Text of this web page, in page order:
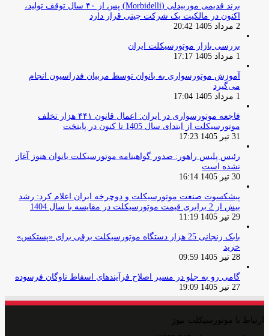
برند قدیمی موربیدلی (Morbidelli) پس از ۴۰ سال توقف تولید،
اکنون در مالکیت یک شرکت چینی قرار دارد
2 مرداد 1405 20:42
بررسی بازار موتورسیکلت ایران
1 مرداد 1405 17:17
آموزش موتورسواری به بانوان توسط مربیان فدراسیون انجام
می‌گیرد
1 مرداد 1405 17:04
فاجعه موتورسواری در ایران: اعمال قانون ۴۴۱ هزار تخلف
موتورسیکلت از ابتدای سال 1405 تا کنون در پایتخت
31 تیر 1405 17:23
رئیس پلیس راهور: صدور گواهینامه موتورسیکلت بانوان هنوز آغاز
نشده است
30 تیر 1405 16:14
پیشکسوت صنعت موتورسیکلت و دوچرخه ایران اعلام کرد: رشد
بیش از 2 برابری قیمت موتورسیکلت در مقایسه با سال 1404
29 تیر 1405 11:19
بابک زنجانی 25 هزار دستگاه موتورسیکلت برقی برای «پستکس»
خرید
28 تیر 1405 09:59
گامی رو به جلو در مسیر اصلاح فرآیندهای اسقاط ناوگان فرسوده
27 تیر 1405 19:09
ارتباط با موتورسیکلت نیوز